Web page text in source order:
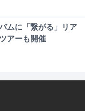
ムに「繋がる」リア
アーも開催